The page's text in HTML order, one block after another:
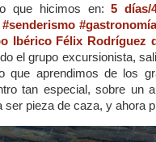
que hicimos en:5 días/
Ibérico Félix Rodríguez
el grupo excursionista,
que aprendimos de los
tan especial, sobre un
ser pieza de caza, y ahora